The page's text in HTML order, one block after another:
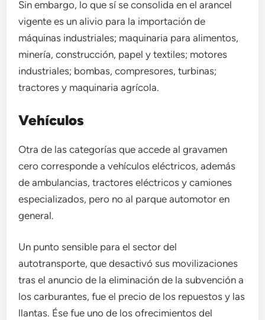
Sin embargo, lo que sí se consolida en el arancel
vigente es un alivio para la importación de
máquinas industriales; maquinaria para alimentos,
minería, construcción, papel y textiles; motores
industriales; bombas, compresores, turbinas;
tractores y maquinaria agrícola.
Vehículos
Otra de las categorías que accede al gravamen
cero corresponde a vehículos eléctricos, además
de ambulancias, tractores eléctricos y camiones
especializados, pero no al parque automotor en
general.
Un punto sensible para el sector del
autotransporte, que desactivó sus movilizaciones
tras el anuncio de la eliminación de la subvención a
los carburantes, fue el precio de los repuestos y las
llantas. Ése fue uno de los ofrecimientos del